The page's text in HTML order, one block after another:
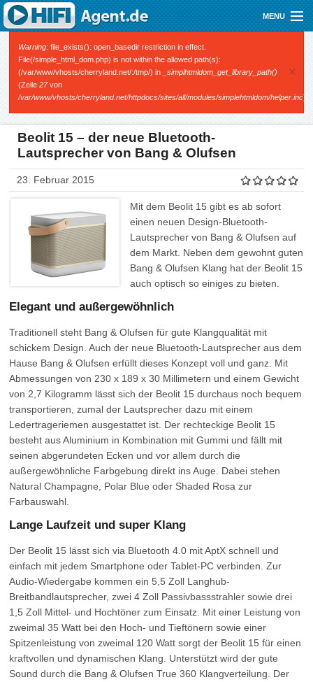
Direkt zum Inhalt
MENU
Gutscheine
Audio
Mobile
Fehlermeldung
Warning: file_exists(): open_basedir restriction in effect.
File(/simple_html_dom.php) is not within the allowed path(s):
(/var/www/vhosts/cherryland.net/:/tmp/) in
_simplhtmldom_get_library_path()
(Zeile27von
/var/www/vhosts/cherryland.net/httpdocs/sites/all/modules/simplehtmldom/helper.inc).
×
Beolit 15 – der neue Bluetooth-
Lautsprecher von Bang & Olufsen
23. Februar 2015
Mit dem Beolit 15 gibt es ab sofort
einen neuen Design-Bluetooth-
Lautsprecher von Bang & Olufsen auf
dem Markt. Neben dem gewohnt guten
Bang & Olufsen Klang hat der Beolit 15
auch optisch so einiges zu bieten.
Elegant und außergewöhnlich
Traditionell steht Bang & Olufsen für gute Klangqualität mit
schickem Design. Auch der neue Bluetooth-Lautsprecher aus dem
Hause Bang & Olufsen erfüllt dieses Konzept voll und ganz. Mit
Abmessungen von 230 x 189 x 30 Millimetern und einem Gewicht
von 2,7 Kilogramm lässt sich der Beolit 15 durchaus noch bequem
transportieren, zumal der Lautsprecher dazu mit einem
Ledertrageriemen ausgestattet ist. Der rechteckige Beolit 15
besteht aus Aluminium in Kombination mit Gummi und fällt mit
seinen abgerundeten Ecken und vor allem durch die
außergewöhnliche Farbgebung direkt ins Auge. Dabei stehen
Natural Champagne, Polar Blue oder Shaded Rosa zur
Farbauswahl.
Lange Laufzeit und super Klang
Der Beolit 15 lässt sich via Bluetooth 4.0 mit AptX schnell und
einfach mit jedem Smartphone oder Tablet-PC verbinden. Zur
Audio-Wiedergabe kommen ein 5,5 Zoll Langhub-
Breitbandlautsprecher, zwei 4 Zoll Passivbassstrahler sowie drei
1,5 Zoll Mittel- und Hochtöner zum Einsatz. Mit einer Leistung von
zweimal 35 Watt bei den Hoch- und Tieftönern sowie einer
Spitzenleistung von zweimal 120 Watt sorgt der Beolit 15 für einen
kraftvollen und dynamischen Klang. Unterstützt wird der gute
Sound durch die Bang & Olufsen True 360 Klangverteilung. Der